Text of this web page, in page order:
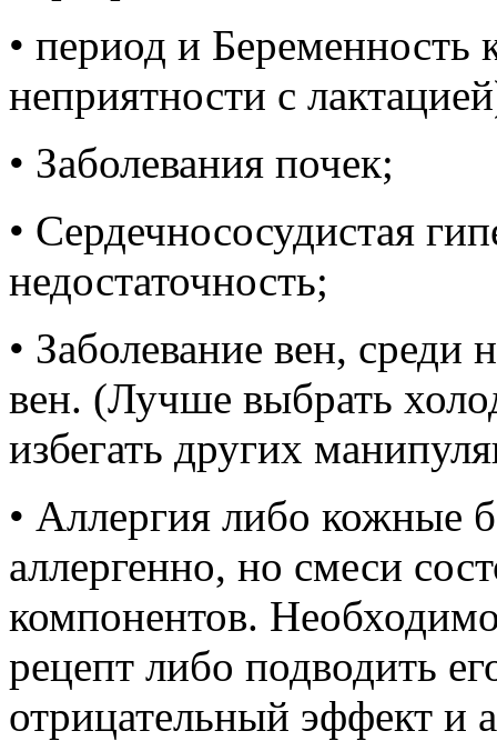
• период и
неприятности с
• Заболевания почек;
• Сердечнососудистая
недостаточность;
• Заболевание вен, среди
вен. (Лучше выбрать
избегать других
• Аллергия либо кожные
аллергенно, но смеси
компонентов.
рецепт либо подводить
отрицательный эффект и